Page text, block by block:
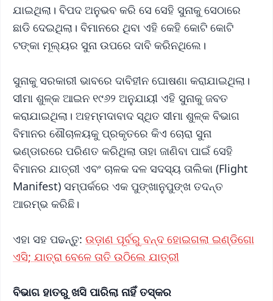
ଯାଇଥିଲା। ବିପଦ ଅନୁଭବ କରି ସେ ସେହି ସୁନାକୁ ସେଠାରେ
ଛାଡି ଦେଇଥିଲା। ବିମାନରେ ଥିବା ଏହି କେହି କୋଟି କୋଟି
ଟଙ୍କା ମୂଲ୍ୟର ସୁନା ଉପରେ ଦାବି କରିନଥିଲେ।
ସୁନାକୁ ସରକାରୀ ଭାବରେ ଦାବିହୀନ ଘୋଷଣା କରାଯାଇଥିଲା।
ସୀମା ଶୁଳ୍କ ଆଇନ ୧୯୬୨ ଅନୁଯାୟୀ ଏହି ସୁନାକୁ ଜବତ
କରାଯାଇଥିଲା। ଅହମ୍ମଦାବାଦ ସ୍ଥିତ ସୀମା ଶୁଳ୍କ ବିଭାଗ
ବିମାନର ଶୌଚାଳୟକୁ ପ୍ରକୃତରେ କିଏ ଚୋରା ସୁନା
ଭଣ୍ଡାରରେ ପରିଣତ କରିଥିଲା ​​ତାହା ଜାଣିବା ପାଇଁ ସେହି
ବିମାନର ଯାତ୍ରୀ ଏବଂ ଚାଳକ ଦଳ ସଦସ୍ୟ ତାଲିକା (Flight
Manifest) ସମ୍ପର୍କରେ ଏକ ପୁଙ୍ଖାନୁପୁଙ୍ଖ ତଦନ୍ତ
ଆରମ୍ଭ କରିଛି।
ଏହା ସହ ପଢନ୍ତୁ: ଉଡ଼ାଣ ପୂର୍ବରୁ ବନ୍ଦ ହୋଇଗଲା ଇଣ୍ଡିଗୋ
ଏସି; ଯାତ୍ରା ବେଳେ ତାତି ଉଠିଲେ ଯାତ୍ରୀ
ବିଭାଗ ହାତରୁ ଖସି ପାରିଲା ନାହିଁ ତସ୍କର